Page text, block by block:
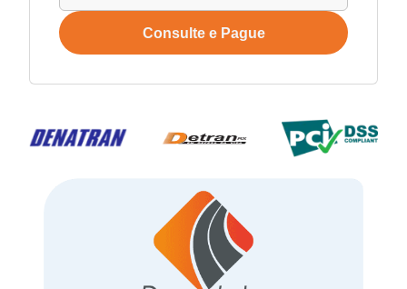
Consulte e Pague